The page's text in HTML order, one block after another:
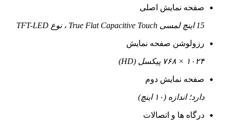
صفحه نمایش اصلی
15 اینچ لمسی True Flat Capacitive Touch ، نوع TFT-LED
رزولوشن صفحه نمایش
۱۰۲۴ × ۷۶۸ پیکسل (HD)
صفحه نمایش دوم
دارد؛ اندازه (۱۰ اینچ)
درگاه ها و اتصالات